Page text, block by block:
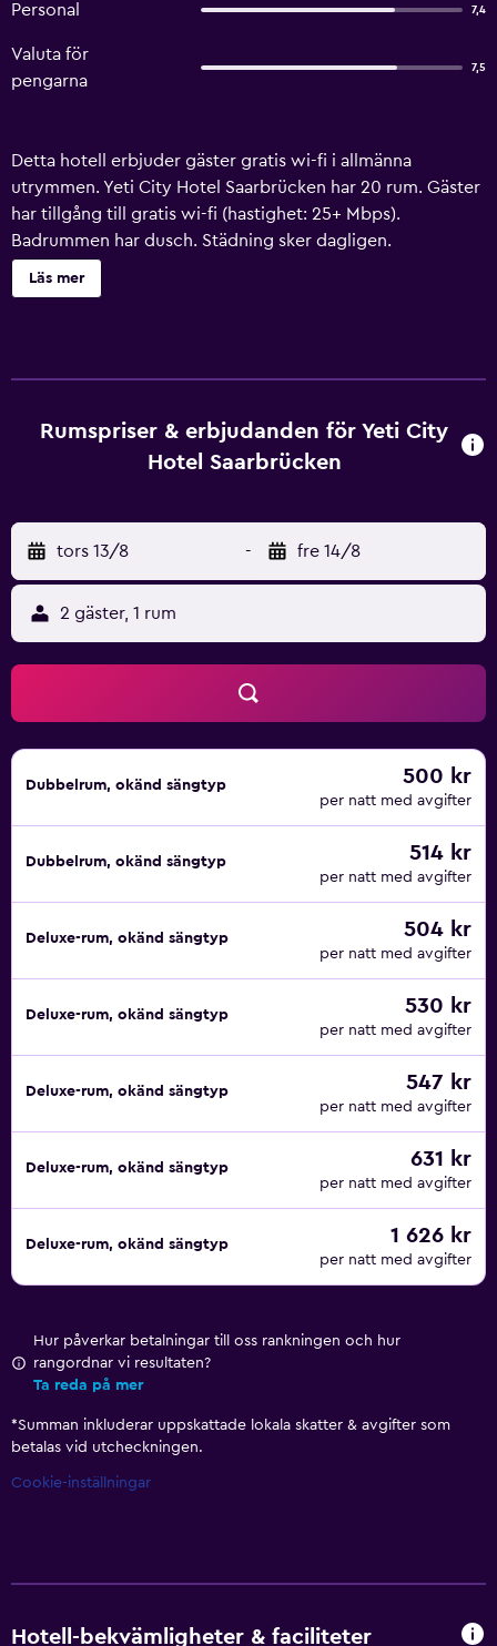
Personal 7,4
Valuta för
pengarna
7,5
Detta hotell erbjuder gäster gratis wi-fi i allmänna
utrymmen. Yeti City Hotel Saarbrücken har 20 rum. Gäster
har tillgång till gratis wi-fi (hastighet: 25+ Mbps).
Badrummen har dusch. Städning sker dagligen.
Läs mer
Rumspriser & erbjudanden för Yeti City
Hotel Saarbrücken
tors 13/8 - fre 14/8
2 gäster, 1 rum
Dubbelrum, okänd sängtyp 500 kr
per natt med avgifter
Dubbelrum, okänd sängtyp 514 kr
per natt med avgifter
Deluxe-rum, okänd sängtyp 504 kr
per natt med avgifter
Deluxe-rum, okänd sängtyp 530 kr
per natt med avgifter
Deluxe-rum, okänd sängtyp 547 kr
per natt med avgifter
Deluxe-rum, okänd sängtyp 631 kr
per natt med avgifter
Deluxe-rum, okänd sängtyp 1 626 kr
per natt med avgifter
Hur påverkar betalningar till oss rankningen och hur
rangordnar vi resultaten?
Ta reda på mer
*Summan inkluderar uppskattade lokala skatter & avgifter som
betalas vid utcheckningen.
Cookie-inställningar
Hotell-bekvämligheter & faciliteter